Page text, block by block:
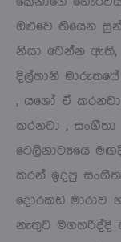
ඔළුවෙ තියෙන
නිසා වෙන්න ඇති,
දිල්හානි
, යශෝ ඒ
කරනවා ,
ටෙලිනාට්‍යයෙ
කරන් ඉදපු
දොරකඩ මාරාව
නැතුව මගහරිද්දි